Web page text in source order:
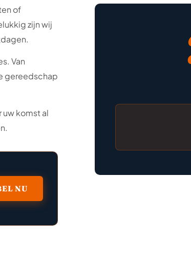
of
zijn wij
Van
gereedschap
uw komst al
NU